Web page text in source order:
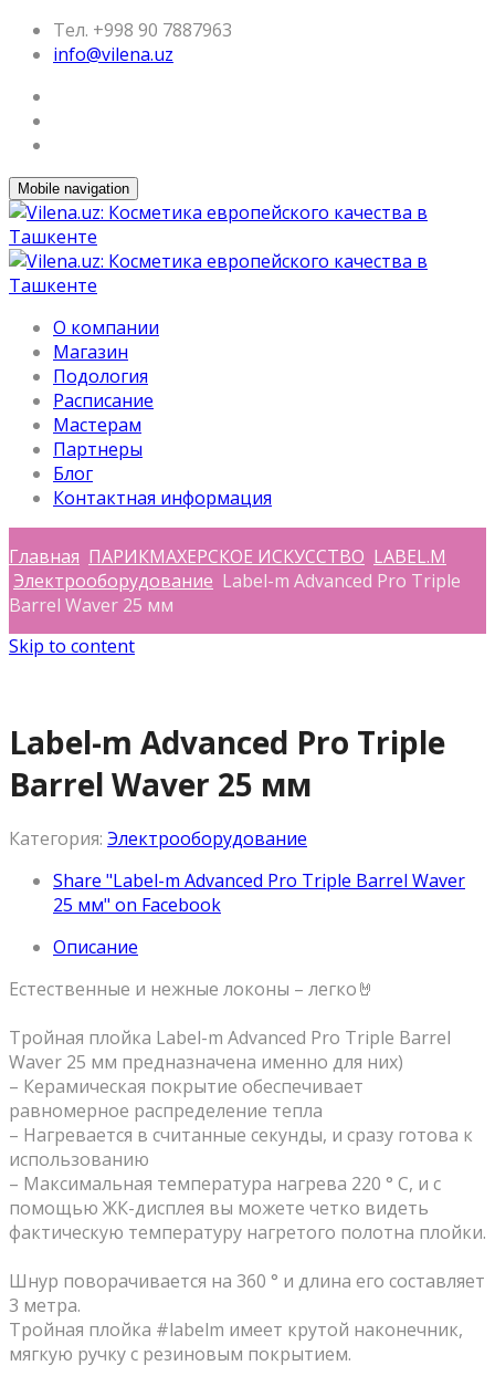
Тел. +998 90 7887963
info@vilena.uz
Mobile navigation
О компании
Магазин
Подология
Расписание
Мастерам
Партнеры
Блог
Контактная информация
Главная ПАРИКМАХЕРСКОЕ ИСКУССТВО LABEL.M
Электрооборудование Label-m Advanced Pro Triple
Barrel Waver 25 мм
Skip to content
Label-m Advanced Pro Triple
Barrel Waver 25 мм
Категория: Электрооборудование
Share "Label-m Advanced Pro Triple Barrel Waver
25 мм" on Facebook
Описание
Естественные и нежные локоны – легко🤘
Тройная плойка Label-m Advanced Pro Triple Barrel
Waver 25 мм предназначена именно для них)
– Керамическая покрытие обеспечивает
равномерное распределение тепла
– Нагревается в считанные секунды, и сразу готова к
использованию
– Максимальная температура нагрева 220 ° C, и с
помощью ЖК-дисплея вы можете четко видеть
фактическую температуру нагретого полотна плойки.
Шнур поворачивается на 360 ° и длина его составляет
3 метра.
Тройная плойка #labelm имеет крутой наконечник,
мягкую ручку с резиновым покрытием.